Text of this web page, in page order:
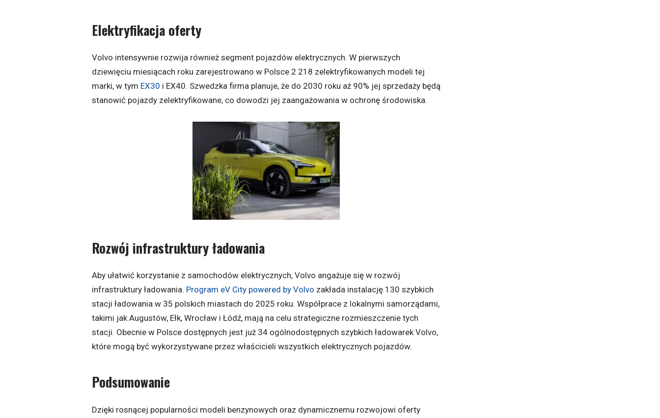
Elektryfikacja oferty
Volvo intensywnie rozwija również segment pojazdów elektrycznych. W pierwszych
dziewięciu miesiącach roku zarejestrowano w Polsce 2 218 zelektryfikowanych modeli tej
marki, w tym EX30 i EX40. Szwedzka firma planuje, że do 2030 roku aż 90% jej sprzedaży będą
stanowić pojazdy zelektryfikowane, co dowodzi jej zaangażowania w ochronę środowiska.
Rozwój infrastruktury ładowania
Aby ułatwić korzystanie z samochodów elektrycznych, Volvo angażuje się w rozwój
infrastruktury ładowania. Program eV City powered by Volvo zakłada instalację 130 szybkich
stacji ładowania w 35 polskich miastach do 2025 roku. Współprace z lokalnymi samorządami,
takimi jak Augustów, Ełk, Wrocław i Łódź, mają na celu strategiczne rozmieszczenie tych
stacji. Obecnie w Polsce dostępnych jest już 34 ogólnodostępnych szybkich ładowarek Volvo,
które mogą być wykorzystywane przez właścicieli wszystkich elektrycznych pojazdów.
Podsumowanie
Dzięki rosnącej popularności modeli benzynowych oraz dynamicznemu rozwojowi oferty